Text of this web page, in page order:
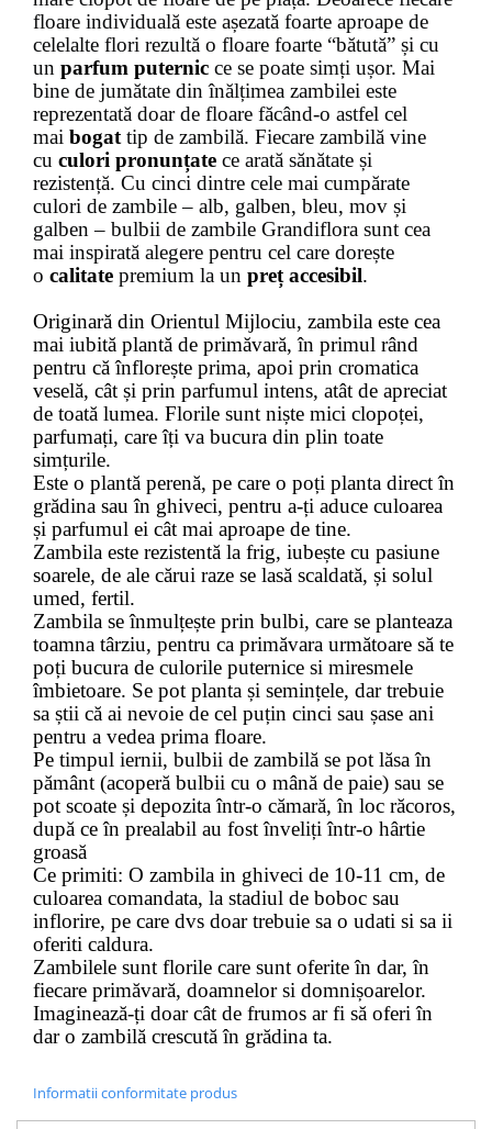
floare individuală este așezată foarte aproape de
celelalte flori rezultă o floare foarte “bătută” și cu
un parfum puternic ce se poate simți ușor. Mai
bine de jumătate din înălțimea zambilei este
reprezentată doar de floare făcând-o astfel cel
mai bogat tip de zambilă. Fiecare zambilă vine
cu culori pronunțate ce arată sănătate și
rezistență. Cu cinci dintre cele mai cumpărate
culori de zambile – alb, galben, bleu, mov și
galben – bulbii de zambile Grandiflora sunt cea
mai inspirată alegere pentru cel care dorește
o calitate premium la un preț accesibil.
Originară din Orientul Mijlociu, zambila este cea
mai iubită plantă de primăvară, în primul rând
pentru că înflorește prima, apoi prin cromatica
veselă, cât și prin parfumul intens, atât de apreciat
de toată lumea. Florile sunt niște mici clopoței,
parfumați, care îți va bucura din plin toate
simțurile.
Este o plantă perenă, pe care o poți planta direct în
grădina sau în ghiveci, pentru a-ți aduce culoarea
și parfumul ei cât mai aproape de tine.
Zambila este rezistentă la frig, iubește cu pasiune
soarele, de ale cărui raze se lasă scaldată, și solul
umed, fertil.
Zambila se înmulțește prin bulbi, care se planteaza
toamna târziu, pentru ca primăvara următoare să te
poți bucura de culorile puternice si miresmele
îmbietoare. Se pot planta și semințele, dar trebuie
sa știi că ai nevoie de cel puțin cinci sau șase ani
pentru a vedea prima floare.
Pe timpul iernii, bulbii de zambilă se pot lăsa în
pământ (acoperă bulbii cu o mână de paie) sau se
pot scoate și depozita într-o cămară, în loc răcoros,
după ce în prealabil au fost înveliți într-o hârtie
groasă
Ce primiti: O zambila in ghiveci de 10-11 cm, de
culoarea comandata, la stadiul de boboc sau
inflorire, pe care dvs doar trebuie sa o udati si sa ii
oferiti caldura.
Zambilele sunt florile care sunt oferite în dar, în
fiecare primăvară, doamnelor si domnișoarelor.
Imaginează-ți doar cât de frumos ar fi să oferi în
dar o zambilă crescută în grădina ta.
Informatii conformitate produs